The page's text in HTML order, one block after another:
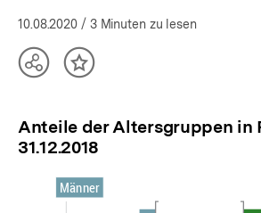
10.08.2020 / 3 Minuten zu lesen
TeilenInhalt
Anteile der Altersgruppen in
31.12.2018